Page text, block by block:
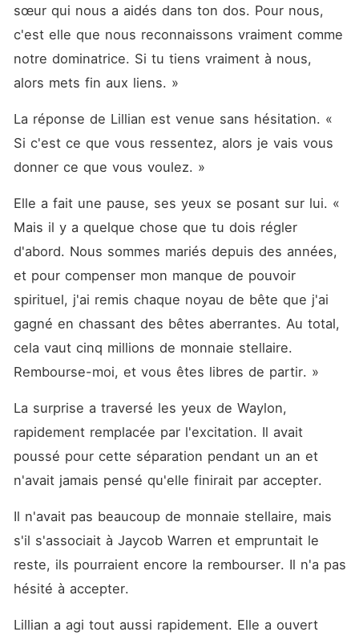
place et a clairement indiqué
pour une fainéante comme
Lillian. Le quatrième
compagnon était un Loup-
pourrait vraiment rester
jusqu'à ce qu'il se révèle
être de la royauté. Et bien
a coupé tous les liens et a
choisi son propre chemin.
Mais alors qu'elle s'élevait
de plus en plus haut, ces
mêmes hommes revenaient,
pleins de regrets et la
suppliant de les regarder à
nouveau.
sœur qui nous a aidés dans ton dos. Pour nous,
c'est elle que nous reconnaissons vraiment comme
notre dominatrice. Si tu tiens vraiment à nous,
alors mets fin aux liens. »
La réponse de Lillian est venue sans hésitation. «
Si c'est ce que vous ressentez, alors je vais vous
donner ce que vous voulez. »
Elle a fait une pause, ses yeux se posant sur lui. «
Mais il y a quelque chose que tu dois régler
d'abord. Nous sommes mariés depuis des années,
et pour compenser mon manque de pouvoir
spirituel, j'ai remis chaque noyau de bête que j'ai
gagné en chassant des bêtes aberrantes. Au total,
cela vaut cinq millions de monnaie stellaire.
Rembourse-moi, et vous êtes libres de partir. »
La surprise a traversé les yeux de Waylon,
rapidement remplacée par l'excitation. Il avait
poussé pour cette séparation pendant un an et
n'avait jamais pensé qu'elle finirait par accepter.
Il n'avait pas beaucoup de monnaie stellaire, mais
s'il s'associait à Jaycob Warren et empruntait le
reste, ils pourraient encore la rembourser. Il n'a pas
hésité à accepter.
Lillian a agi tout aussi rapidement. Elle a ouvert